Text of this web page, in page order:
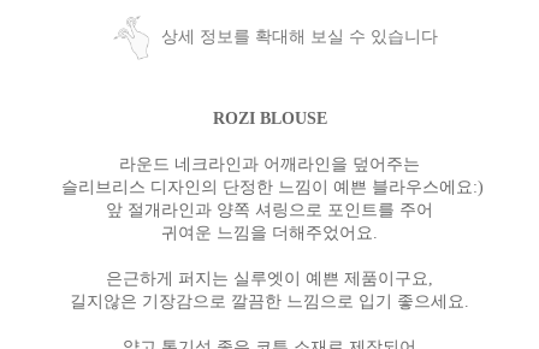
상세 정보를 확대해 보실 수 있습니다
ROZI BLOUSE
라운드 네크라인과 어깨라인을 덮어주는
슬리브리스 디자인의 단정한 느낌이 예쁜 블라우스에요:)
앞 절개라인과 양쪽 셔링으로 포인트를 주어
귀여운 느낌을 더해주었어요.
은근하게 퍼지는 실루엣이 예쁜 제품이구요,
길지않은 기장감으로 깔끔한 느낌으로 입기 좋으세요.